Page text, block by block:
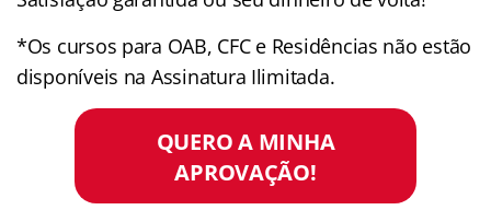
*Os cursos para OAB, CFC e Residências não estão
disponíveis na Assinatura Ilimitada.
QUERO A MINHA
APROVAÇÃO!